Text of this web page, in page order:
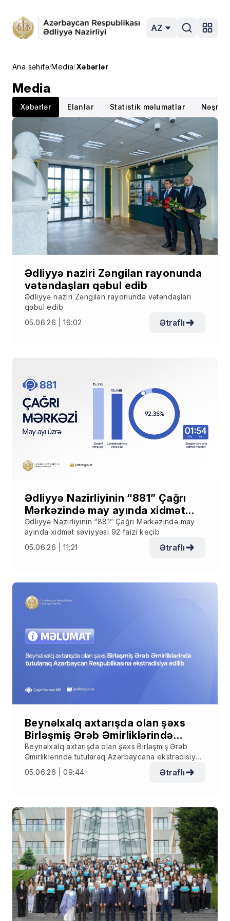
AZ
Ana səhifə/Media/Xəbərlər
Media
Xəbərlər Elanlar Statistik məlumatlar Nəşrlər
Ədliyyə naziri Zəngilan rayonunda
vətəndaşları qəbul edib
Ədliyyə naziri Zəngilan rayonunda vətəndaşları
qəbul edib
05.06.26 | 16:02
Ətraflı
Ədliyyə Nazirliyinin “881” Çağrı
Mərkəzində may ayında xidmət
səviyyəsi 92 faizi keçib
Ədliyyə Nazirliyinin “881” Çağrı Mərkəzində may
ayında xidmət səviyyəsi 92 faizi keçib
05.06.26 | 11:21
Ətraflı
Beynəlxalq axtarışda olan şəxs
Birləşmiş Ərəb Əmirliklərində
tutularaq Azərbaycana
ekstradisiya edilib
Beynəlxalq axtarışda olan şəxs Birləşmiş Ərəb
Əmirliklərində tutularaq Azərbaycana ekstradisiya
05.06.26 | 09:44 Ətraflı